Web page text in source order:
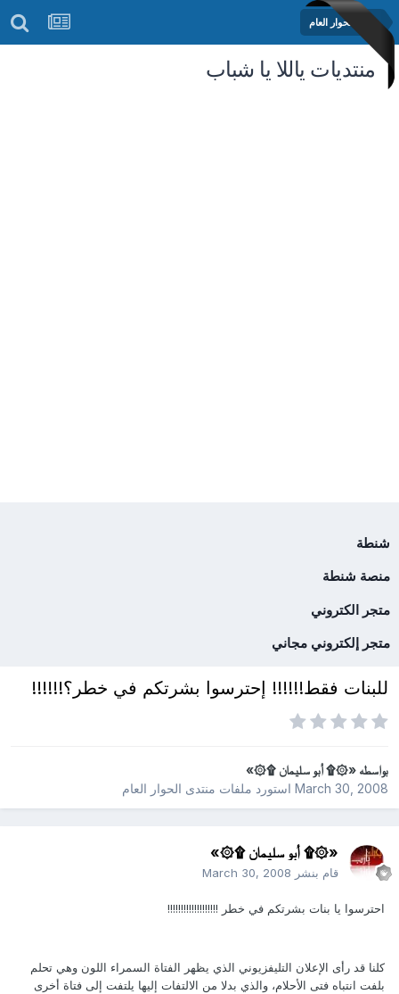
منتدى الحوار العام
منتديات ياللا يا شباب
شنطة
منصة شنطة
متجر الكتروني
متجر إلكتروني مجاني
للبنات فقط!!!!!! إحترسوا بشرتكم في خطر؟!!!!!!
بواسطه«۞۩ أبو سليمان ۩۞»
March 30, 2008استورد ملفات منتدى الحوار العام
«۞۩ أبو سليمان ۩۞»
قام بنشر March 30, 2008
احترسوا يا بنات بشرتكم في خطر !!!!!!!!!!!!!!!!!!!
كلنا قد رأى الإعلان التليفزيوني الذي يظهر الفتاة السمراء اللون وهي تحلم
بلفت انتباه فتى الأحلام، والذي بدلا من الالتفات إليها يلتفت إلى فتاة أخرى